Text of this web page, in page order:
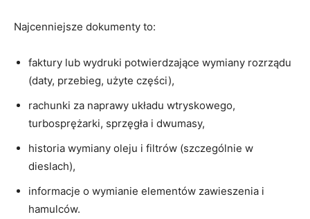
Najcenniejsze dokumenty to:
faktury lub wydruki potwierdzające wymiany rozrządu
(daty, przebieg, użyte części),
rachunki za naprawy układu wtryskowego,
turbosprężarki, sprzęgła i dwumasy,
historia wymiany oleju i filtrów (szczególnie w
dieslach),
informacje o wymianie elementów zawieszenia i
hamulców.